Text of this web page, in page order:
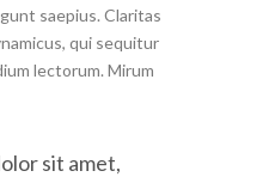
saepius. Claritas
qui sequitur
lectorum. Mirum
sit amet,